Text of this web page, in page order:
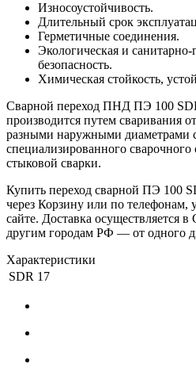
Износоустойчивость.
Длительный срок
Герметичные соединения.
Экологическая и санитарно-
безопасность.
Химическая стойкость,
Сварной переход ПНД ПЭ 100
производится путем сваривания
разными наружными диаметрами
специализированного
стыковой сварки.
Купить переход сварной ПЭ 100
через Корзину или по телефонам,
сайте. Доставка осуществляется
другим городам РФ — от одного
Характеристики
SDR 17